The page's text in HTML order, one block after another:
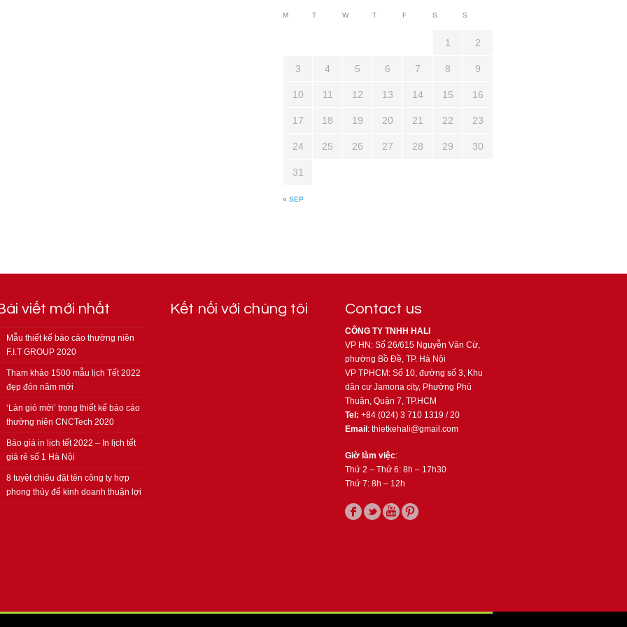
M T W T F S S
« SEP
1 2
3 4 5 6 7 8 9
10 11 12 13 14 15 16
17 18 19 20 21 22 23
24 25 26 27 28 29 30
31
viết mới nhất
Mẫu thiết kế báo cáo thường niên
F.I.T GROUP 2020
Tham khảo 1500 mẫu lịch Tết 2022
đẹp đón năm mới
‘Làn gió mới’ trong thiết kế báo cáo
thường niên CNCTech 2020
Báo giá in lịch tết 2022 – In lịch tết
giá rẻ số 1 Hà Nội
8 tuyệt chiêu đặt tên công ty hợp
phong thủy để kinh doanh thuận lợi
Kết nối với chúng tôi Contact us
CÔNG TY TNHH HALI
VP HN: Số 26/615 Nguyễn Văn Cừ,
phường Bồ Đề, TP. Hà Nội
VP TPHCM: Số 10, đường số 3, Khu
dân cư Jamona city, Phường Phú
Thuận, Quận 7, TP.HCM
Tel: +84 (024) 3 710 1319 / 20
Email : thietkehali@gmail.com
Giờ làm việc:
Thứ 2 – Thứ 6: 8h – 17h30
Thứ 7: 8h – 12h